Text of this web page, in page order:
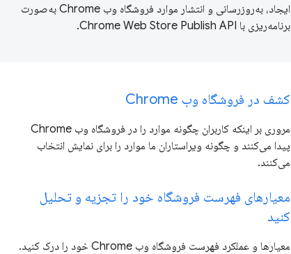
ایجاد، به‌روزرسانی و انتشار موارد فروشگاه وب Chrome به‌صورت
برنامه‌ریزی با Chrome Web Store Publish API.
کشف در فروشگاه وب Chrome
مروری بر اینکه کاربران چگونه موارد را در فروشگاه وب Chrome
پیدا می‌کنند و چگونه ویراستاران ما موارد را برای نمایش انتخاب
می‌کنند.
معیارهای فهرست فروشگاه خود را تجزیه و تحلیل
کنید
معیارها و عملکرد فهرست فروشگاه وب Chrome خود را درک کنید.